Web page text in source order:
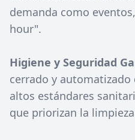
demanda como
hour".
Higiene y Seguridad
cerrado y
altos estándares
que priorizan la